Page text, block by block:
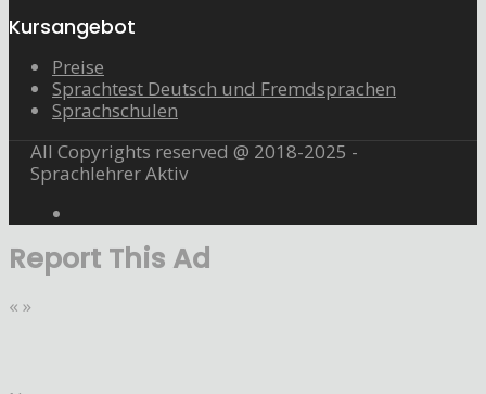
Kursangebot
Preise
Sprachtest Deutsch und Fremdsprachen
Sprachschulen
All Copyrights reserved @ 2018-2025 -
Sprachlehrer Aktiv
Report This Ad
« »